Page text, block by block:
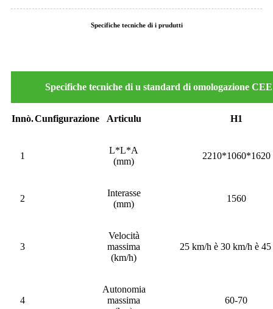
Specifiche tecniche di i prudutti
Specifiche tecniche di u standard di omologazione
Innò.Cunfigurazione Articulu H1
1
L*L*A
(mm)
2210*1060*1620
2
Interasse
(mm)
1560
3
Velocità
massima
(km/h)
25 km/h è 30 km/h è
4
Autonomia
massima
60-70